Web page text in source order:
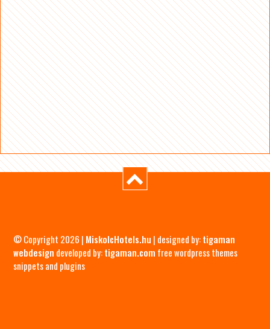
© Copyright 2026 | MiskolcHotels.hu | designed by:tigaman
webdesign developed by:tigaman.com free wordpress themes
snippets and plugins